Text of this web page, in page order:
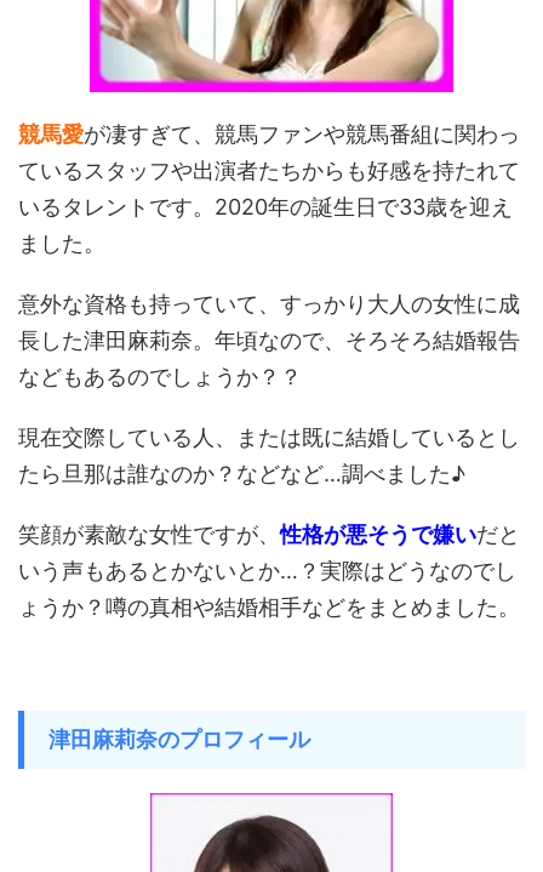
競馬愛が凄すぎて、競馬ファンや競馬番組に関わっ
ているスタッフや出演者たちからも好感を持たれて
いるタレントです。2020年の誕生日で33歳を迎え
ました。
意外な資格も持っていて、すっかり大人の女性に成
長した津田麻莉奈。年頃なので、そろそろ結婚報告
などもあるのでしょうか？？
現在交際している人、または既に結婚しているとし
たら旦那は誰なのか？などなど…調べました♪
笑顔が素敵な女性ですが、性格が悪そうで嫌いだと
いう声もあるとかないとか…？実際はどうなのでし
ょうか？噂の真相や結婚相手などをまとめました。
津田麻莉奈のプロフィール